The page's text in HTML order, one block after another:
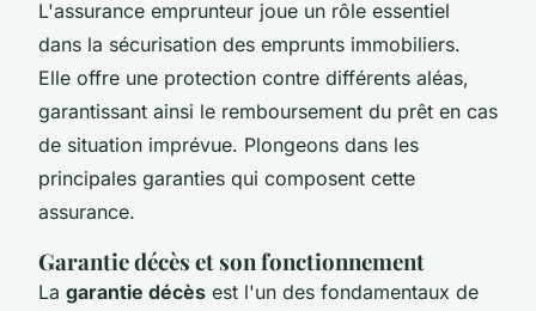
L'assurance emprunteur joue un rôle essentiel
dans la sécurisation des emprunts immobiliers.
Elle offre une protection contre différents aléas,
garantissant ainsi le remboursement du prêt en cas
de situation imprévue. Plongeons dans les
principales garanties qui composent cette
assurance.
Garantie décès et son fonctionnement
La garantie décès est l'un des fondamentaux de